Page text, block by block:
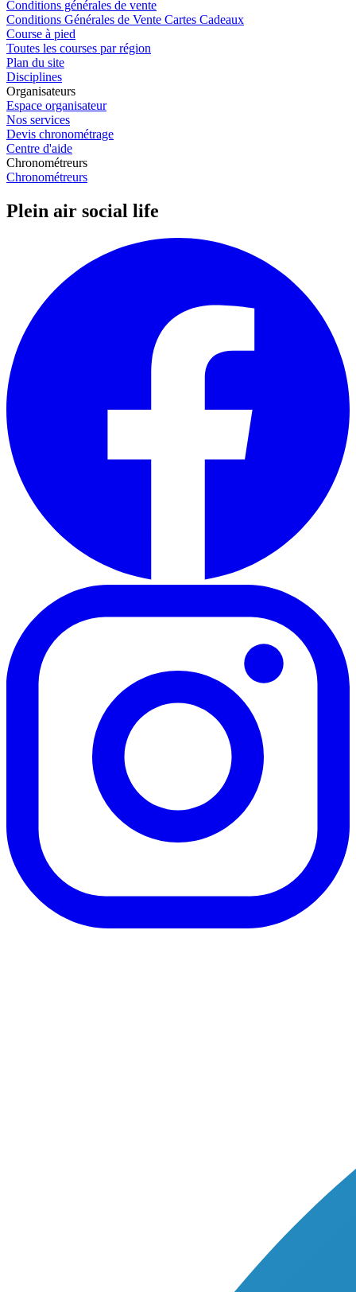
Conditions générales de vente
Conditions Générales de Vente Cartes Cadeaux
Course à pied
Toutes les courses par région
Plan du site
Disciplines
Organisateurs
Espace organisateur
Nos services
Devis chronométrage
Centre d'aide
Chronométreurs
Chronométreurs
Plein air social life